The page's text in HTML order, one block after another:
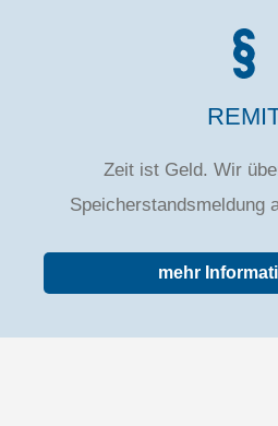
Zeit ist Geld. Wir
Speicherstandsmeldung
mehr